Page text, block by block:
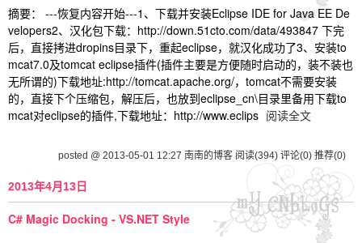
摘要： ---恢复内容开始---1、下载并安装Eclipse IDE for Java EE De
velopers2、汉化包下载：http://down.51cto.com/data/493847 下完
后，直接拷进dropins目录下，重起eclipse，就汉化成功了3、安装to
mcat7.0及tomcat eclipse插件(插件主要是方便随时启动的，装不装也
无所谓的)下载地址:http://tomcat.apache.org/，tomcat不需要安装
的，直接下个压缩包，解压后，也放到eclipse_cn\目录里备用下载to
mcat对eclipse的插件,下载地址：http://www.eclips 阅读全文
posted @ 2013-05-01 12:27 南南的博客 阅读(394) 评论(0) 推荐(0)
2013年4月13日
C# Magic Docking - VS.NET Style